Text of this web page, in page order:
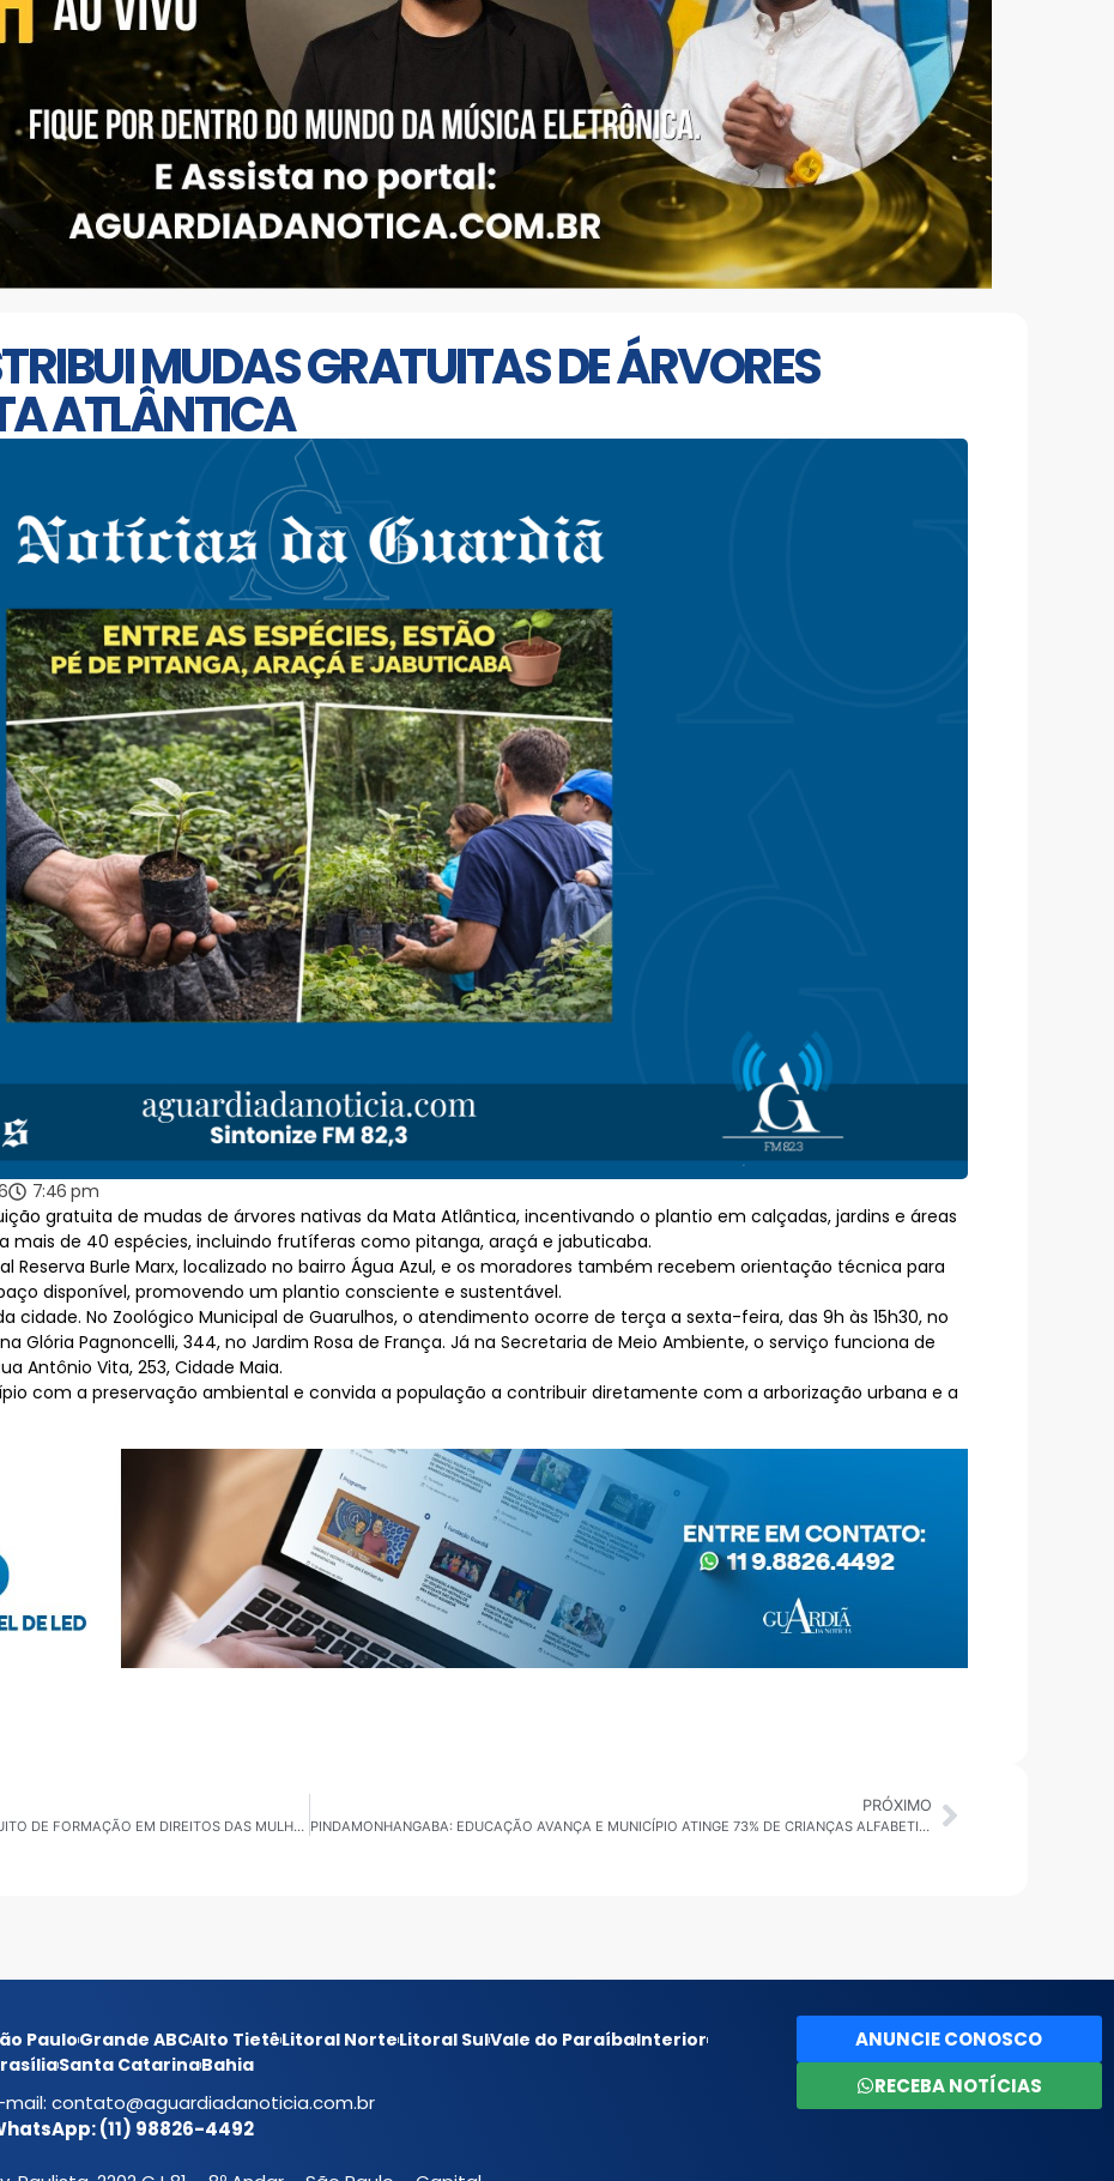
MUDAS GRATUITAS DE ÁRVORES
ATLÂNTICA
7:46 pm
gratuita de mudas de árvores nativas da Mata Atlântica, incentivando o plantio em calçadas, jardins e áreas
mais de 40 espécies, incluindo frutíferas como pitanga, araçá e jabuticaba.
Reserva Burle Marx, localizado no bairro Água Azul, e os moradores também recebem orientação técnica para
disponível, promovendo um plantio consciente e sustentável.
cidade. No Zoológico Municipal de Guarulhos, o atendimento ocorre de terça a sexta-feira, das 9h às 15h30, no
Glória Pagnoncelli, 344, no Jardim Rosa de França. Já na Secretaria de Meio Ambiente, o serviço funciona de
Antônio Vita, 253, Cidade Maia.
com a preservação ambiental e convida a população a contribuir diretamente com a arborização urbana e a
JACAREÍ: ABRE INSCRIÇÕES PARA CURSO GRATUITO DE FORMAÇÃO EM DIREITOS DAS MULHERES
PRÓXIMO
PINDAMONHANGABA: EDUCAÇÃO AVANÇA E MUNICÍPIO ATINGE 73% DE CRIANÇAS ALFABETIZADAS NA IDADE CERTA
PauloGrande ABCAlto TietêLitoral NorteLitoral SulVale do ParaíbaInterior
Santa CatarinaBahia
mail: contato@aguardiadanoticia.com.br
(11) 98826-4492
ANUNCIE CONOSCO
RECEBA NOTÍCIAS